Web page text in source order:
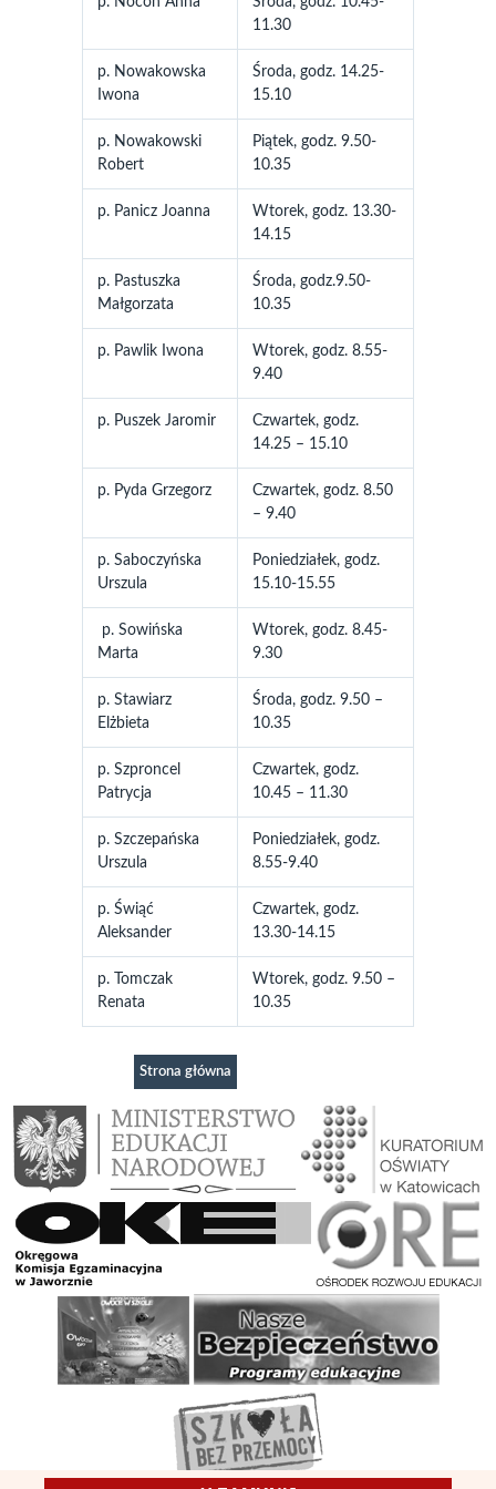
11.30
p. Nowakowska
Iwona
Środa, godz. 14.25-
15.10
p. Nowakowski
Robert
Piątek, godz. 9.50-
10.35
p. Panicz Joanna
Wtorek, godz. 13.30-
14.15
p. Pastuszka
Małgorzata
Środa, godz.9.50-
10.35
p. Pawlik Iwona
Wtorek, godz. 8.55-
9.40
p. Puszek Jaromir
Czwartek, godz.
14.25 – 15.10
p. Pyda Grzegorz
Czwartek, godz. 8.50
– 9.40
p. Saboczyńska
Urszula
Poniedziałek, godz.
15.10-15.55
p. Sowińska
Marta
Wtorek, godz. 8.45-
9.30
p. Stawiarz
Elżbieta
Środa, godz. 9.50 –
10.35
p. Szproncel
Patrycja
Czwartek, godz.
10.45 – 11.30
p. Szczepańska
Urszula
Poniedziałek, godz.
8.55-9.40
p. Świąć
Aleksander
Czwartek, godz.
13.30-14.15
p. Tomczak
Renata
Wtorek, godz. 9.50 –
10.35
Strona główna